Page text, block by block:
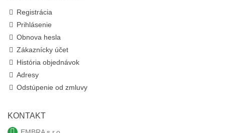
Registrácia
Prihlásenie
Obnova hesla
Zákaznícky účet
História objednávok
Adresy
Odstúpenie od zmluvy
KONTAKT